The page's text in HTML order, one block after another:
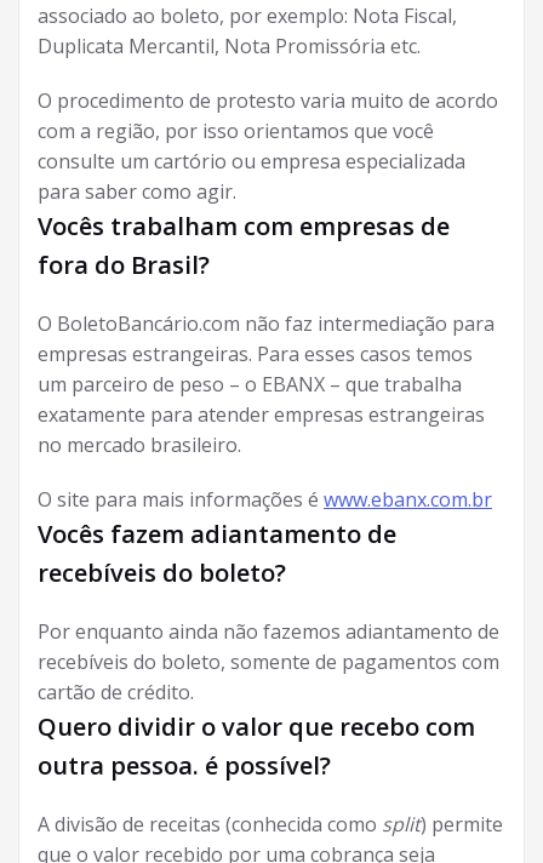
associado ao boleto, por exemplo: Nota Fiscal,
Duplicata Mercantil, Nota Promissória etc.
O procedimento de protesto varia muito de acordo
com a região, por isso orientamos que você
consulte um cartório ou empresa especializada
para saber como agir.
Vocês trabalham com empresas de
fora do Brasil?
O BoletoBancário.com não faz intermediação para
empresas estrangeiras. Para esses casos temos
um parceiro de peso – o EBANX – que trabalha
exatamente para atender empresas estrangeiras
no mercado brasileiro.
O site para mais informações é www.ebanx.com.br
Vocês fazem adiantamento de
recebíveis do boleto?
Por enquanto ainda não fazemos adiantamento de
recebíveis do boleto, somente de pagamentos com
cartão de crédito.
Quero dividir o valor que recebo com
outra pessoa. é possível?
A divisão de receitas (conhecida como split) permite
que o valor recebido por uma cobrança seja